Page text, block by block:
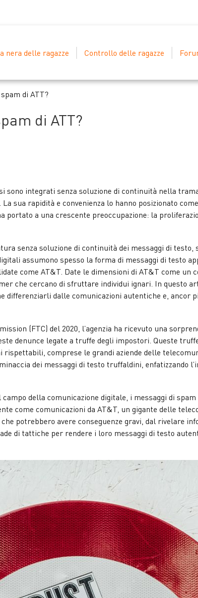
nera delle ragazze Controllo delle ragazze
di ATT?
di ATT?
sono integrati senza soluzione di continuità nella
sua rapidità e convenienza lo hanno posizionato
portato a una crescente preoccupazione: la
senza soluzione di continuità dei messaggi di
assumono spesso la forma di messaggi di testo
come AT&T. Date le dimensioni di AT&T come
che cercano di sfruttare individui ignari. In questo
differenziarli dalle comunicazioni autentiche e,
(FTC) del 2020, l’agenzia ha ricevuto una
denunce legate a truffe degli impostori. Queste
rispettabili, comprese le grandi aziende delle
dei messaggi di testo truffaldini, enfatizzando
della comunicazione digitale, i messaggi di
come comunicazioni da AT&T, un gigante delle
potrebbero avere conseguenze gravi, dal rivelare
di tattiche per rendere i loro messaggi di testo